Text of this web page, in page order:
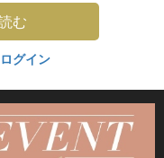
む
グイン